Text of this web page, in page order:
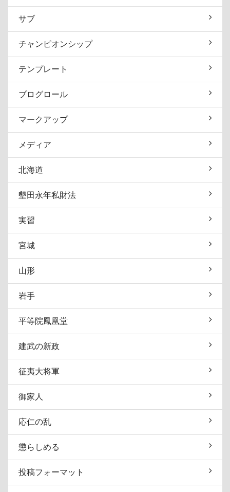
サブ
チャンピオンシップ
テンプレート
ブログロール
マークアップ
メディア
北海道
墾田永年私財法
実習
宮城
山形
岩手
平等院鳳凰堂
建武の新政
征夷大将軍
御家人
応仁の乱
懲らしめる
投稿フォーマット